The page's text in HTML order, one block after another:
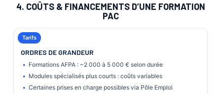
4. COÛTS & FINANCEMENTS D’UNE FORMATION
PAC
Tarifs
ORDRES DE GRANDEUR
Formations AFPA : ~2 000 à 5 000 € selon durée
Modules spécialisés plus courts : coûts variables
Certaines prises en charge possibles via Pôle Emploi